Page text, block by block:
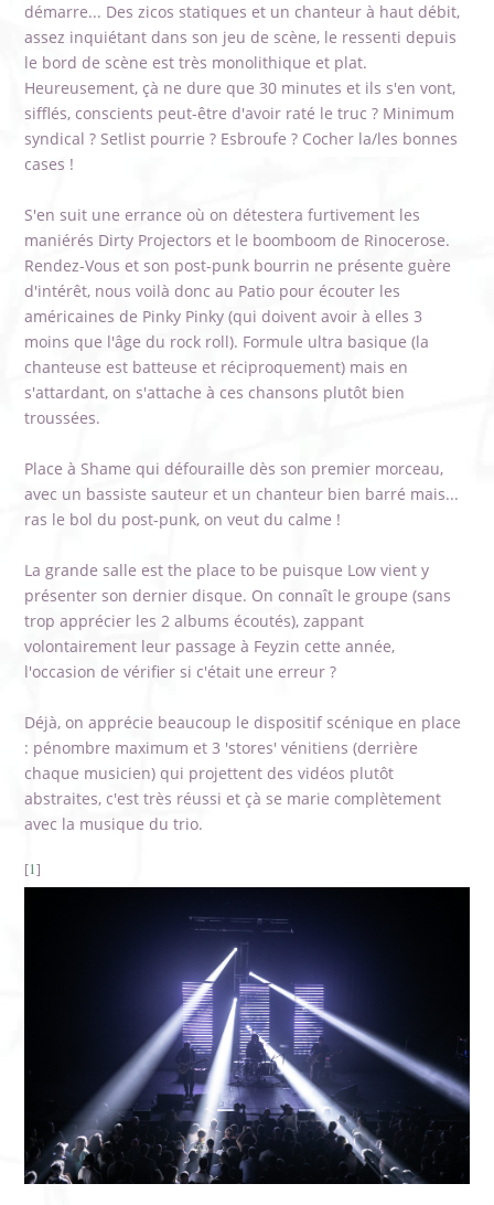
démarre... Des zicos statiques et un chanteur à haut débit,
assez inquiétant dans son jeu de scène, le ressenti depuis
le bord de scène est très monolithique et plat.
Heureusement, çà ne dure que 30 minutes et ils s'en vont,
sifflés, conscients peut-être d'avoir raté le truc ? Minimum
syndical ? Setlist pourrie ? Esbroufe ? Cocher la/les bonnes
cases !
S'en suit une errance où on détestera furtivement les
maniérés Dirty Projectors et le boomboom de Rinocerose.
Rendez-Vous et son post-punk bourrin ne présente guère
d'intérêt, nous voilà donc au Patio pour écouter les
américaines de Pinky Pinky (qui doivent avoir à elles 3
moins que l'âge du rock roll). Formule ultra basique (la
chanteuse est batteuse et réciproquement) mais en
s'attardant, on s'attache à ces chansons plutôt bien
troussées.
Place à Shame qui défouraille dès son premier morceau,
avec un bassiste sauteur et un chanteur bien barré mais...
ras le bol du post-punk, on veut du calme !
La grande salle est the place to be puisque Low vient y
présenter son dernier disque. On connaît le groupe (sans
trop apprécier les 2 albums écoutés), zappant
volontairement leur passage à Feyzin cette année,
l'occasion de vérifier si c'était une erreur ?
Déjà, on apprécie beaucoup le dispositif scénique en place
: pénombre maximum et 3 'stores' vénitiens (derrière
chaque musicien) qui projettent des vidéos plutôt
abstraites, c'est très réussi et çà se marie complètement
avec la musique du trio.
[1]